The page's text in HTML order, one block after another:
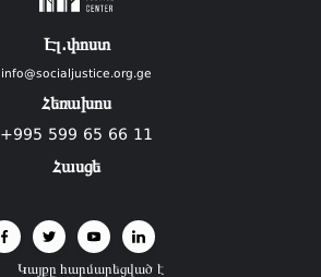
Էլ.փոստ
info@socialjustice.org.ge
Հեռախոս
+995 599 65 66 11
Հասցե
Կայքը հարմարեցված է